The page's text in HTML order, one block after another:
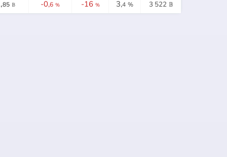
85 𝔹 -0,6 % -16 % 3,4 % 3 522 𝔹